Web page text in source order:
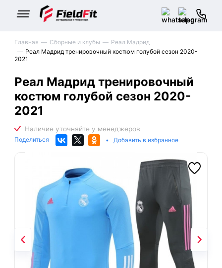
Главная Сборные и клубы
Реал Мадрид
Реал Мадрид тренировочный костюм голубой сезон 2020-
2021
Реал Мадрид тренировочный
костюм голубой сезон 2020-
2021
Поделиться • Добавить в избранное